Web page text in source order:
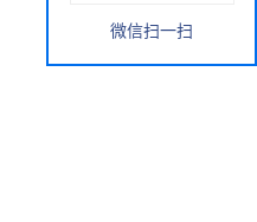
微信扫一扫